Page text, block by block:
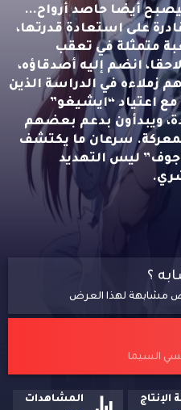
أيضا حاصد أرواح…
على استعادة قدرتها،
متمثلة في تعقب
انضم إليه أصدقاؤه،
زملاءه في الدراسة الذين
اعتياد “ايشيغو”
ويبدأون بدعم بعضهم
سرعان ما يكتشف
ليس التهديد
؟
مشابهة لهذا العرض
السيما
الإنتاج
المشاهدات